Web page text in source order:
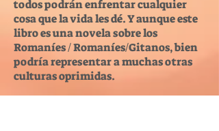
todos podrán enfrentar cualquier
cosa que la vida les dé. Y aunque este
libro es una novela sobre los
Romaníes / Romaníes/Gitanos, bien
podría representar a muchas otras
culturas oprimidas.